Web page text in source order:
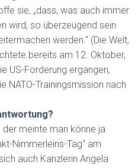
sie, „dass, was auch immer
wird, so überzeugend sein
werden.“ (Die Welt,
bereits am 12. Oktober,
US-Forderung ergangen,
NATO-Trainingsmission nach
der meinte man könne ja
Nimmerleins-Tag“ am
auch Kanzlerin Angela